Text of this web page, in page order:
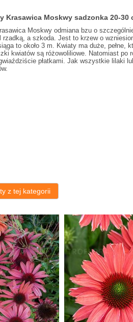
Krasawica Moskwy sadzonka 20-30
Moskwy odmiana bzu o
rzadką, a szkoda. Jest to krzew o
to około 3 m. Kwiaty ma duże, pełne,
kwiatów są różowoliliowe. Natomiast po
płatkami. Jak wszystkie lilaki
z tej kategorii